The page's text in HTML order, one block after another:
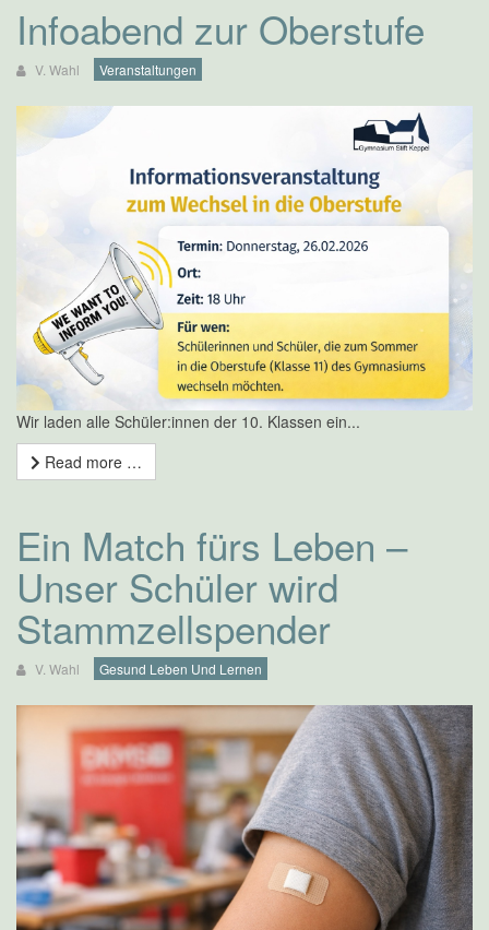
Infoabend zur Oberstufe
V. Wahl Veranstaltungen
Wir laden alle Schüler:innen der 10. Klassen ein...
Read more …
Ein Match fürs Leben –
Unser Schüler wird
Stammzellspender
V. Wahl Gesund Leben Und Lernen